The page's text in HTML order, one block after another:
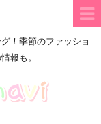
！季節のファッショ
報も。